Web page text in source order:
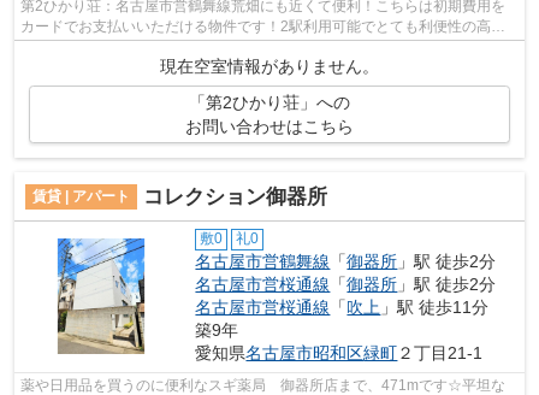
第2ひかり荘：名古屋市営鶴舞線荒畑にも近くて便利！こちらは初期費用を
カードでお支払いいただける物件です！2駅利用可能でとても利便性の高い
現在空室情報がありません。
「第2ひかり荘」への
お問い合わせはこちら
賃貸 | アパート コレクション御器所
敷0 礼0
名古屋市営鶴舞線 「御器所 」駅 徒歩2分
名古屋市営桜通線 「御器所 」駅 徒歩2分
名古屋市営桜通線 「吹上 」駅 徒歩11分
築9年
愛知県名古屋市昭和区緑町２丁目21-1
薬や日用品を買うのに便利なスギ薬局 御器所店まで、471mです☆平坦な